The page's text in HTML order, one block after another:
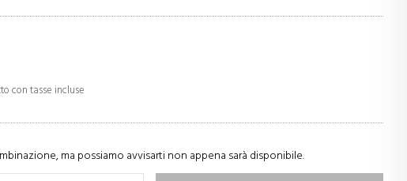
con tasse incluse
ma possiamo avvisarti non appena sarà disponibile.